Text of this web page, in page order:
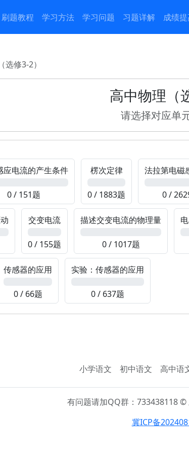
刷题教程 学习方法 学习问题 习题详解 成绩
选修3-2）
高中物理（
请选择对应单
应电流的产生条件
0 / 151题
楞次定律
0 / 1883题
法拉第电磁
0 /
交变电流
0 / 155题
描述交变电流的物理量
0 / 1017题
传感器的应用
0 / 66题
实验：传感器的应用
0 / 637题
小学语文 初中语文 高中语
有问题请加QQ群：733438118
冀ICP备